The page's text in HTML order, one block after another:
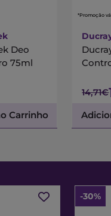
Deo
75ml
Carrinho
*Promoção
14,71€
-30%